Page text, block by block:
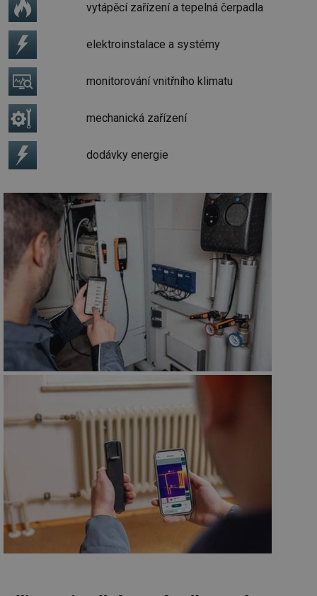
vytápěcí zařízení a tepelná čerpadla
elektroinstalace a systémy
monitorování vnitřního klimatu
mechanická zařízení
dodávky energie